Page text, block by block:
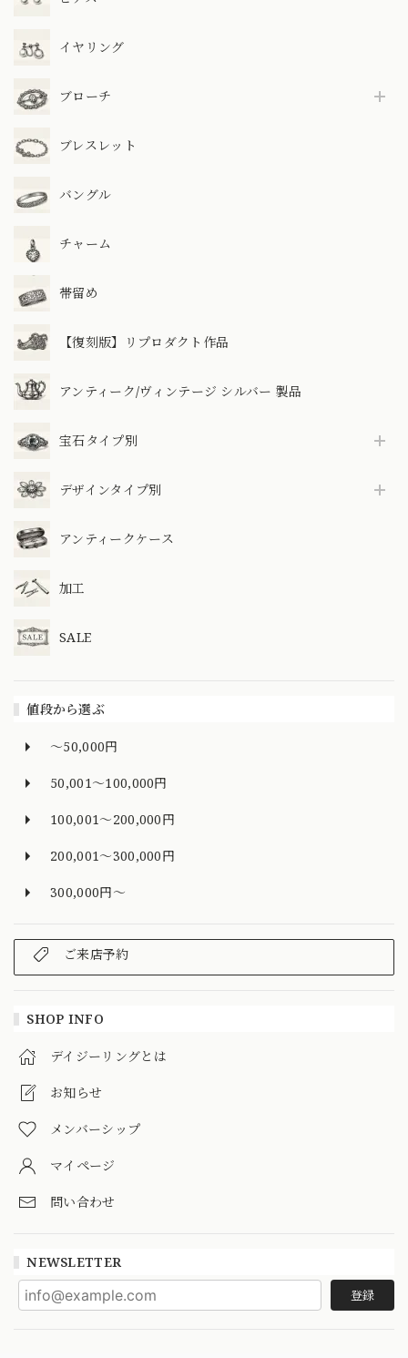
イヤリング
ブローチ
ブレスレット
バングル
チャーム
帯留め
【復刻版】リプロダクト作品
アンティーク/ヴィンテージ シルバー 製品
宝石タイプ別
デザインタイプ別
アンティークケース
加工
SALE
値段から選ぶ
～50,000円
50,001～100,000円
100,001～200,000円
200,001～300,000円
300,000円～
ご来店予約
SHOP INFO
デイジーリングとは
お知らせ
メンバーシップ
マイページ
問い合わせ
NEWSLETTER
登録